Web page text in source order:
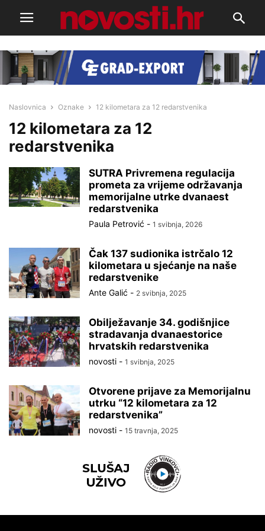
Naslovnica Oznake 12 kilometara za 12 redarstvenika
12 kilometara za 12
redarstvenika
SUTRA Privremena regulacija
prometa za vrijeme održavanja
memorijalne utrke dvanaest
redarstvenika
Paula Petrović - 1 svibnja, 2026
Čak 137 sudionika istrčalo 12
kilometara u sjećanje na naše
redarstvenike
Ante Galić - 2 svibnja, 2025
Obilježavanje 34. godišnjice
stradavanja dvanaestorice
hrvatskih redarstvenika
novosti - 1 svibnja, 2025
Otvorene prijave za Memorijalnu
utrku “12 kilometara za 12
redarstvenika”
novosti - 15 travnja, 2025